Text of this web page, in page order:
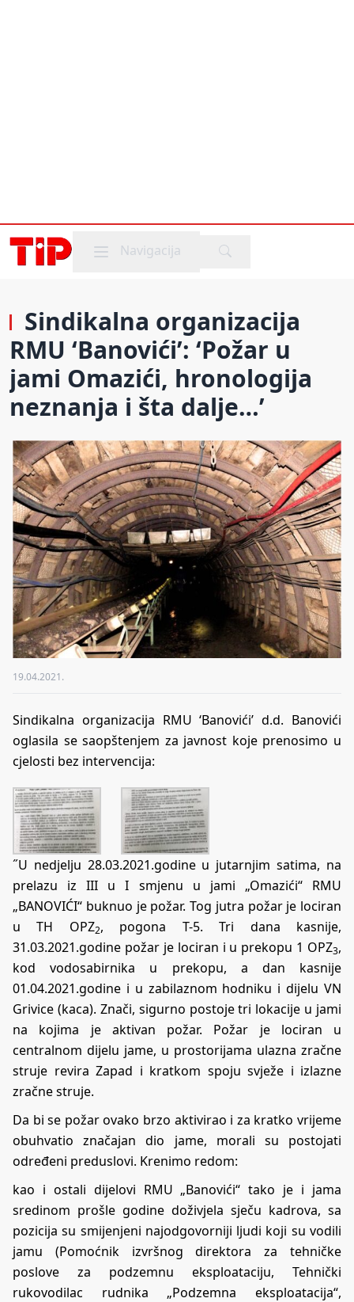
Mobile menu
Navigacija
Sindikalna organizacija
RMU ‘Banovići’: ‘Požar u
jami Omazići, hronologija
neznanja i šta dalje…’
19.04.2021.
Sindikalna organizacija RMU ‘Banovići’ d.d. Banovići
oglasila se saopštenjem za javnost koje prenosimo u
cjelosti bez intervencija:
˝U nedjelju 28.03.2021.godine u jutarnjim satima, na
prelazu iz III u I smjenu u jami „Omazići“ RMU
„BANOVIĆI“ buknuo je požar. Tog jutra požar je lociran
u TH OPZ2, pogona T-5. Tri dana kasnije,
31.03.2021.godine požar je lociran i u prekopu 1 OPZ3,
kod vodosabirnika u prekopu, a dan kasnije
01.04.2021.godine i u zabilaznom hodniku i dijelu VN
Grivice (kaca). Znači, sigurno postoje tri lokacije u jami
na kojima je aktivan požar. Požar je lociran u
centralnom dijelu jame, u prostorijama ulazna zračne
struje revira Zapad i kratkom spoju svježe i izlazne
zračne struje.
Da bi se požar ovako brzo aktivirao i za kratko vrijeme
obuhvatio značajan dio jame, morali su postojati
određeni preduslovi. Krenimo redom:
kao i ostali dijelovi RMU „Banovići“ tako je i jama
sredinom prošle godine doživjela sječu kadrova, sa
pozicija su smijenjeni najodgovorniji ljudi koji su vodili
jamu (Pomoćnik izvršnog direktora za tehničke
poslove za podzemnu eksploataciju, Tehnički
rukovodilac rudnika „Podzemna eksploatacija“,